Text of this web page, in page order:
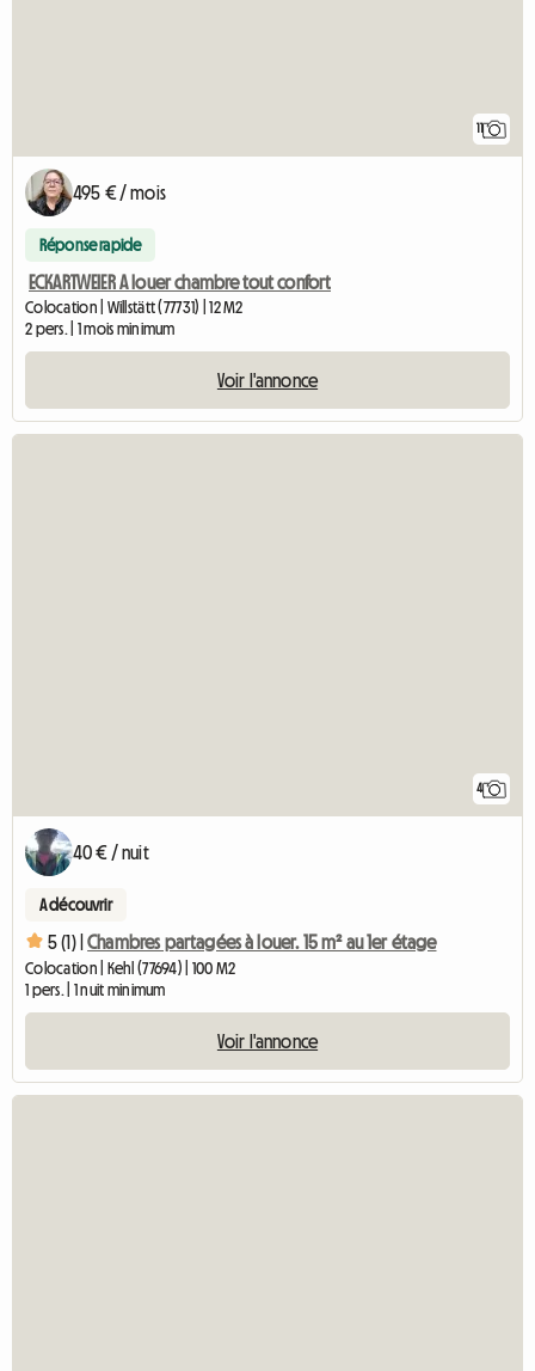
495 € / mois
Réponse rapide
ECKARTWEIER A louer chambre tout confort
Colocation | Willstätt (77731) | 12 M2
2 pers. | 1 mois minimum
Voir l'annonce
4
40 € / nuit
A découvrir
5 (1) | Chambres partagées à louer. 15 m² au 1er étage
Colocation | Kehl (77694) | 100 M2
1 pers. | 1 nuit minimum
Voir l'annonce